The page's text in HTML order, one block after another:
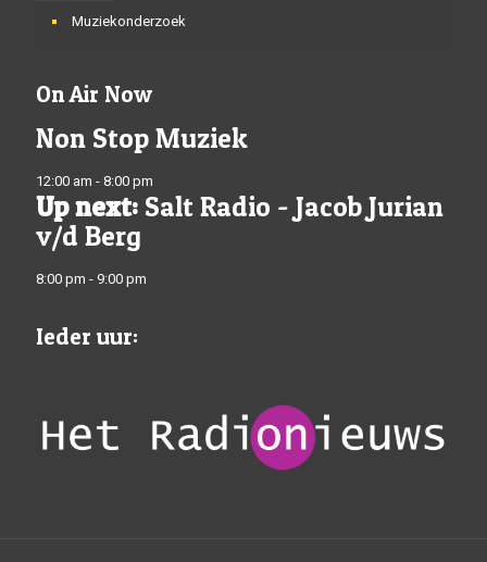
Muziekonderzoek
On Air Now
Non Stop Muziek
12:00 am - 8:00 pm
Up next: Salt Radio - Jacob Jurian
v/d Berg
8:00 pm - 9:00 pm
Ieder uur: